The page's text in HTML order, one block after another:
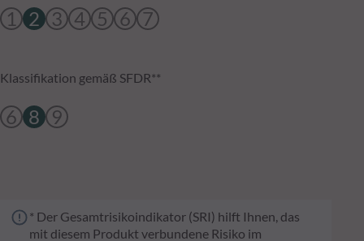
1 2 3 4 5 6 7
Klassifikation gemäß SFDR**
6 8 9
* Der Gesamtrisikoindikator (SRI) hilft Ihnen, das
mit diesem Produkt verbundene Risiko im